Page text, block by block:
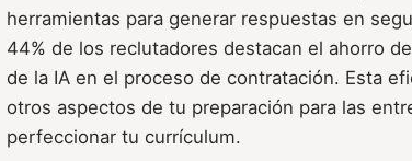
herramientas para generar respuestas en
44% de los reclutadores destacan el ahorro
de la IA en el proceso de contratación. Esta
otros aspectos de tu preparación para las
perfeccionar tu currículum.